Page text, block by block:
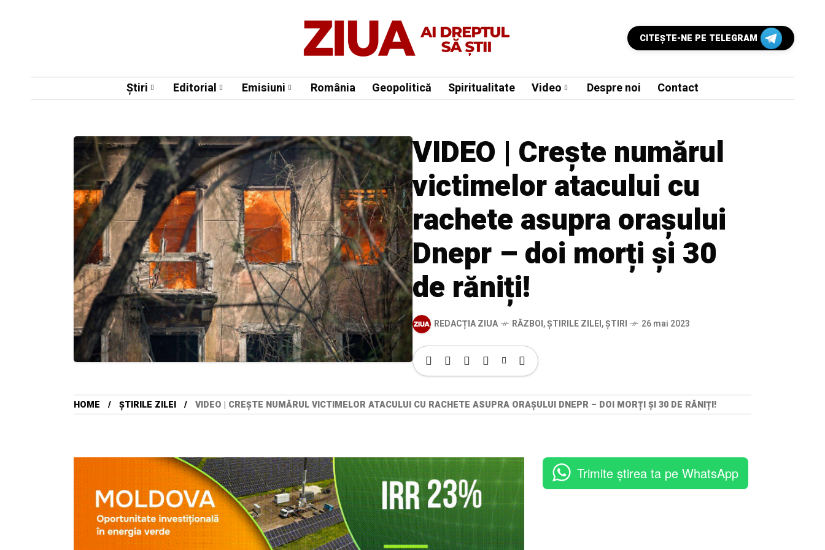
CITEŞTE-NE PE TELEGRAM
Știri Editorial Emisiuni România Geopolitică Spiritualitate Video Despre noi Contact
VIDEO | Crește numărul
victimelor atacului cu
rachete asupra orașului
Dnepr – doi morți și 30
de răniți!
REDACȚIA ZIUA RĂZBOI,ȘTIRILE ZILEI,ȘTIRI 26 mai 2023
HOME ȘTIRILE ZILEI VIDEO | CREȘTE NUMĂRUL VICTIMELOR ATACULUI CU RACHETE ASUPRA ORAȘULUI DNEPR – DOI MORȚI ȘI 30 DE RĂNIȚI!
Trimite știrea ta pe WhatsApp